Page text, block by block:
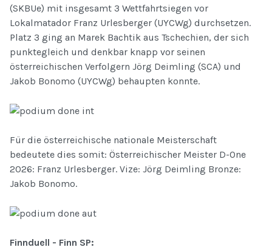
(SKBUe) mit insgesamt 3 Wettfahrtsiegen vor
Lokalmatador Franz Urlesberger (UYCWg) durchsetzen.
Platz 3 ging an Marek Bachtik aus Tschechien, der sich
punktegleich und denkbar knapp vor seinen
österreichischen Verfolgern Jörg Deimling (SCA) und
Jakob Bonomo (UYCWg) behaupten konnte.
Für die österreichische nationale Meisterschaft
bedeutete dies somit: Österreichischer Meister D-One
2026: Franz Urlesberger. Vize: Jörg Deimling Bronze:
Jakob Bonomo.
Finnduell - Finn SP: